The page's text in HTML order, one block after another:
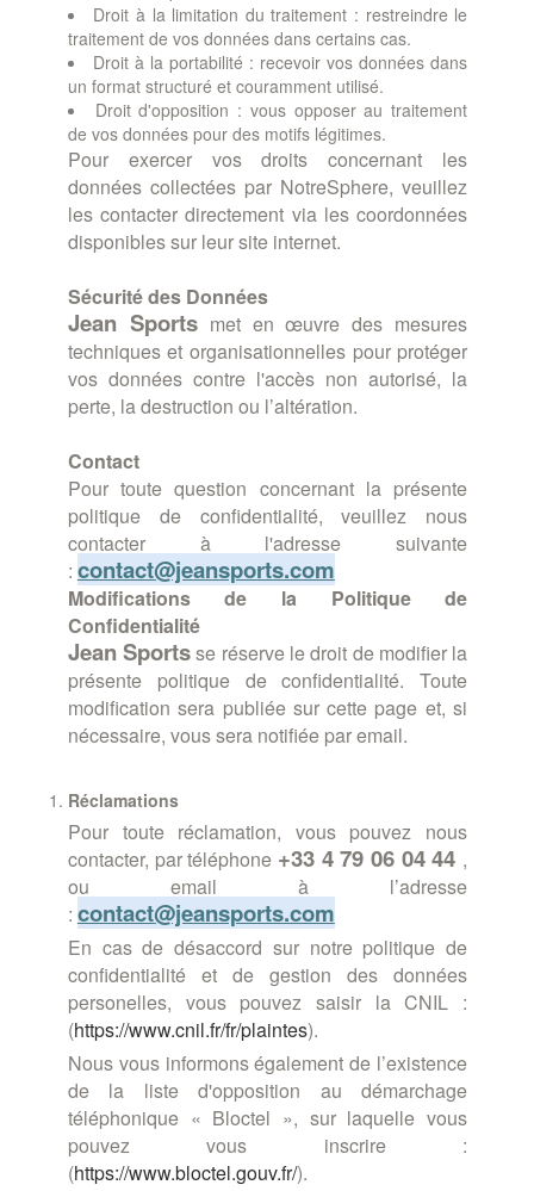
Droit à la limitation du traitement : restreindre le
traitement de vos données dans certains cas.
Droit à la portabilité : recevoir vos données dans
un format structuré et couramment utilisé.
Droit d'opposition : vous opposer au traitement
de vos données pour des motifs légitimes.
Pour exercer vos droits concernant les
données collectées par NotreSphere, veuillez
les contacter directement via les coordonnées
disponibles sur leur site internet.
Sécurité des Données
Jean Sports met en œuvre des mesures
techniques et organisationnelles pour protéger
vos données contre l'accès non autorisé, la
perte, la destruction ou l’altération.
Contact
Pour toute question concernant la présente
politique de confidentialité, veuillez nous
contacter à l'adresse suivante
: contact@jeansports.com
Modifications de la Politique de
Confidentialité
JeanSportsse réserve le droit de modifier la
présente politique de confidentialité. Toute
modification sera publiée sur cette page et, si
nécessaire, vous sera notifiée par email.
Réclamations
Pour toute réclamation, vous pouvez nous
contacter, par téléphone +33 4 79 06 04 44 ,
ou email à l’adresse
: contact@jeansports.com
En cas de désaccord sur notre politique de
confidentialité et de gestion des données
personelles, vous pouvez saisir la CNIL :
(https://www.cnil.fr/fr/plaintes).
Nous vous informons également de l’existence
de la liste d'opposition au démarchage
téléphonique « Bloctel », sur laquelle vous
pouvez vous inscrire :
(https://www.bloctel.gouv.fr/).